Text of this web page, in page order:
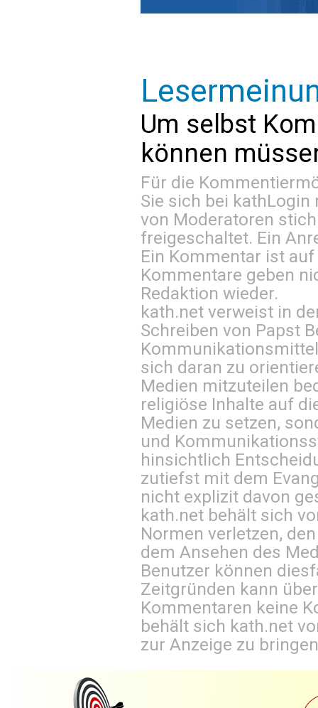
Um selbst
können
Für die
Sie sich bei kathLogin
von Moderatoren
freigeschaltet. Ein
Ein Kommentar ist
Kommentare geben
Redaktion wieder.
kath.net verweist in
Schreiben von Papst
sich daran zu
Medien mitzuteilen
religiöse Inhalte auf
Medien zu setzen,
und
hinsichtlich
zutiefst mit dem
nicht explizit davon
kath.net behält sich
Normen verletzen,
dem Ansehen des
Benutzer können
Zeitgründen kann
Kommentaren keine
behält sich kath.net
zur Anzeige zu